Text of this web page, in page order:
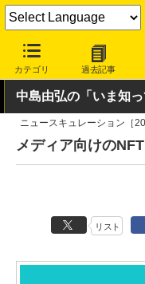
カテゴリ 過去記事
INTERNET Watch トピッ
中島由弘の「いま知
ニュースキュレーション［
メディア向けの
リスト